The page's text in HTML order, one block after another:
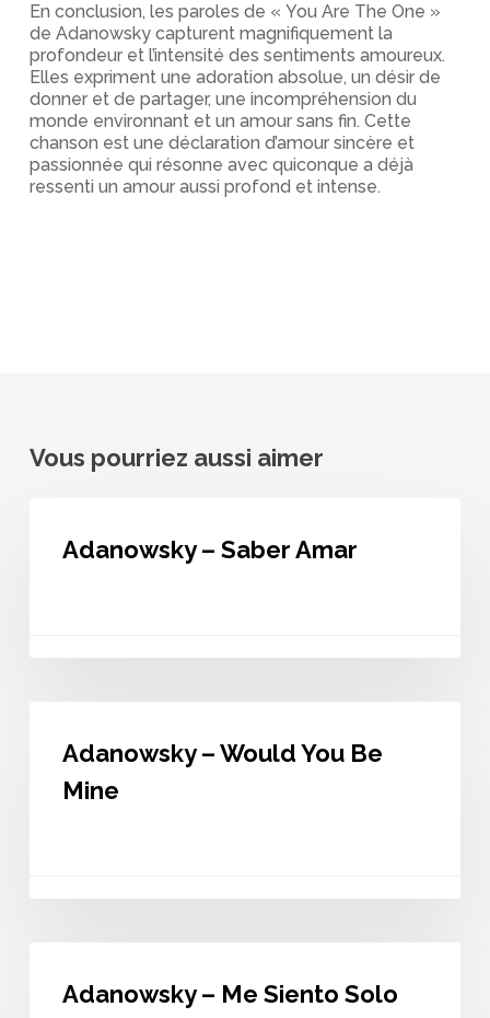
En conclusion, les paroles de « You Are The One »
de Adanowsky capturent magnifiquement la
profondeur et l’intensité des sentiments amoureux.
Elles expriment une adoration absolue, un désir de
donner et de partager, une incompréhension du
monde environnant et un amour sans fin. Cette
chanson est une déclaration d’amour sincère et
passionnée qui résonne avec quiconque a déjà
ressenti un amour aussi profond et intense.
Vous pourriez aussi aimer
SaberAdanowsky – Saber Amar
WouldAdanowsky – Would You Be
Mine
Adanowsky – Me Siento Solo